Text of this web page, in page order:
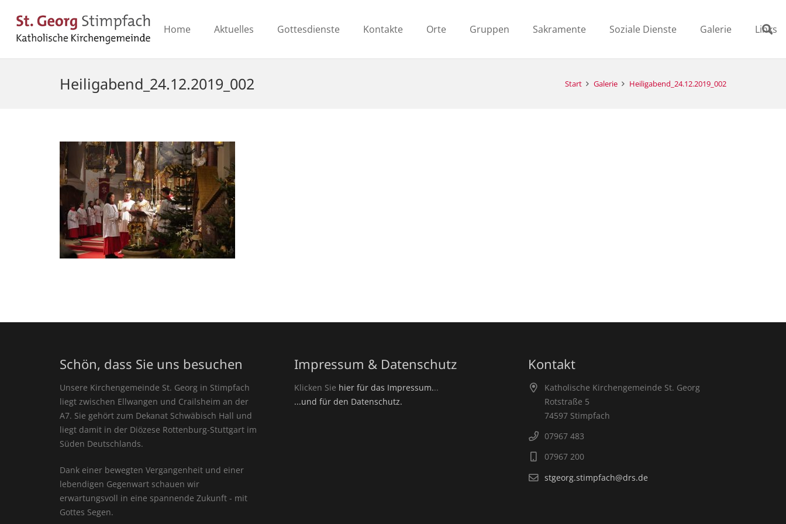
Home Aktuelles Gottesdienste Kontakte Orte Gruppen Sakramente Soziale Dienste Galerie Links
Heiligabend_24.12.2019_002 Start Galerie Heiligabend_24.12.2019_002
Schön, dass Sie uns besuchen
Unsere Kirchengemeinde St. Georg in Stimpfach
liegt zwischen Ellwangen und Crailsheim an der
A7. Sie gehört zum Dekanat Schwäbisch Hall und
liegt damit in der Diözese Rottenburg-Stuttgart im
Süden Deutschlands.
Dank einer bewegten Vergangenheit und einer
lebendigen Gegenwart schauen wir
erwartungsvoll in eine spannende Zukunft - mit
Gottes Segen.
Impressum & Datenschutz
Klicken Sie hier für das Impressum...
...und für den Datenschutz.
Kontakt
Katholische Kirchengemeinde St. Georg
Rotstraße 5
74597 Stimpfach
07967 483
07967 200
stgeorg.stimpfach@drs.de